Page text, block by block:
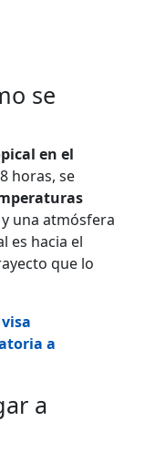
se
en el
horas, se
y una atmósfera
es hacia el
que lo
a
a